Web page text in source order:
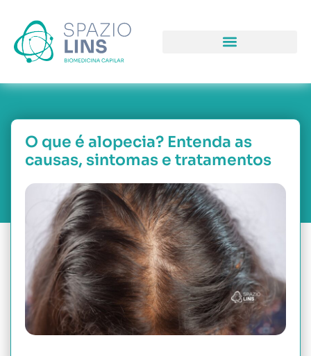
O que é alopecia? Entenda as
causas, sintomas e tratamentos